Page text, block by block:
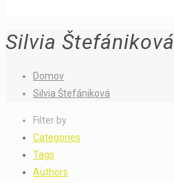
Silvia Štefániková
Domov
Silvia Štefániková
Filter by
Categories
Tags
Authors